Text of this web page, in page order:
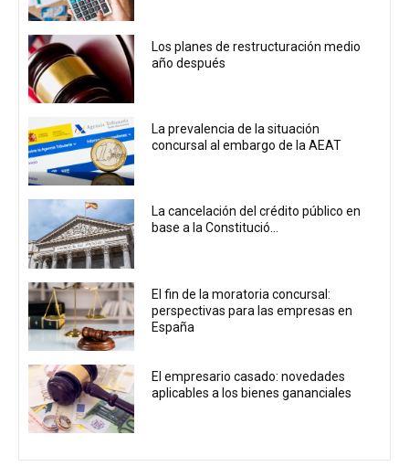
Los planes de restructuración medio
año después
La prevalencia de la situación
concursal al embargo de la AEAT
La cancelación del crédito público en
base a la Constitució...
El fin de la moratoria concursal:
perspectivas para las empresas en
España
El empresario casado: novedades
aplicables a los bienes gananciales